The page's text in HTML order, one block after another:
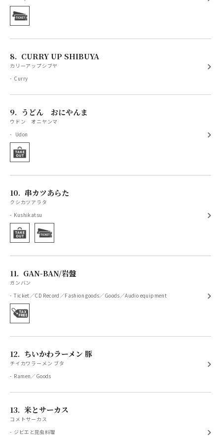
8. CURRY UP SHIBUYA
カリーアップシブヤ
Curry
9. うどん おにやんま
ウドン オニヤンマ
Udon
10. 串カツあらた
クシカツアラタ
Kushikatsu
11. GAN-BAN/岩盤
ガンバン
Ticket／CD Record／Fashion goods／Goods／Audio equipment
12. ちいかわラーメン 豚
チイカワラーメン ブタ
Ramen／Goods
13. 米とサーカス
コメトサーカス
ジビエと昆虫料理